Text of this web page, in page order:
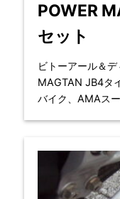
POWER
セット
ビトーアール＆
MAGTAN JB4タ
バイク、AMAス